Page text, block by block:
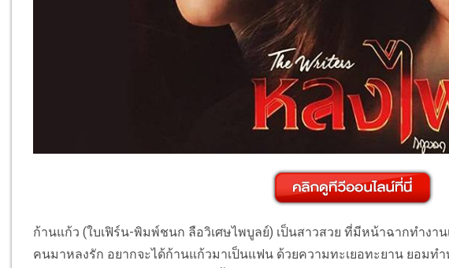
ก้านแก้ว (ใบเฟิร์น-พิมพ์ชนก ลือวิเศษไพบูลย์) เป็นสาวสวย ที่มีหน้าฉากทำง
คนมาหลงรัก อยากจะได้ก้านแก้วมาเป็นแฟน ด้วยความทะเยอทะยาน ยอมทำ